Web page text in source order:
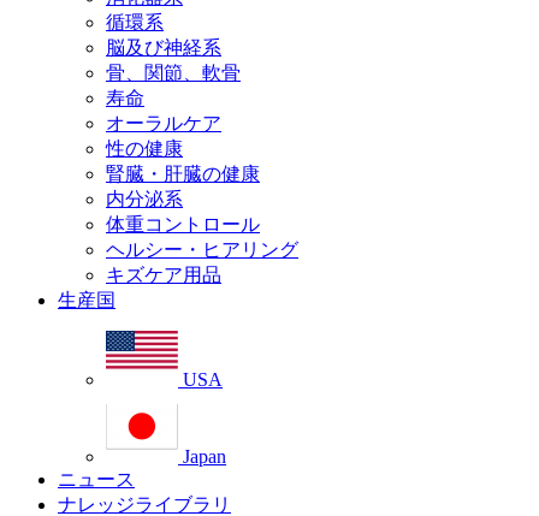
循環系
脳及び神経系
骨、関節、軟骨
寿命
オーラルケア
性の健康
腎臓・肝臓の健康
内分泌系
体重コントロール
ヘルシー・ヒアリング
キズケア用品
生産国
USA
Japan
ニュース
ナレッジライブラリ